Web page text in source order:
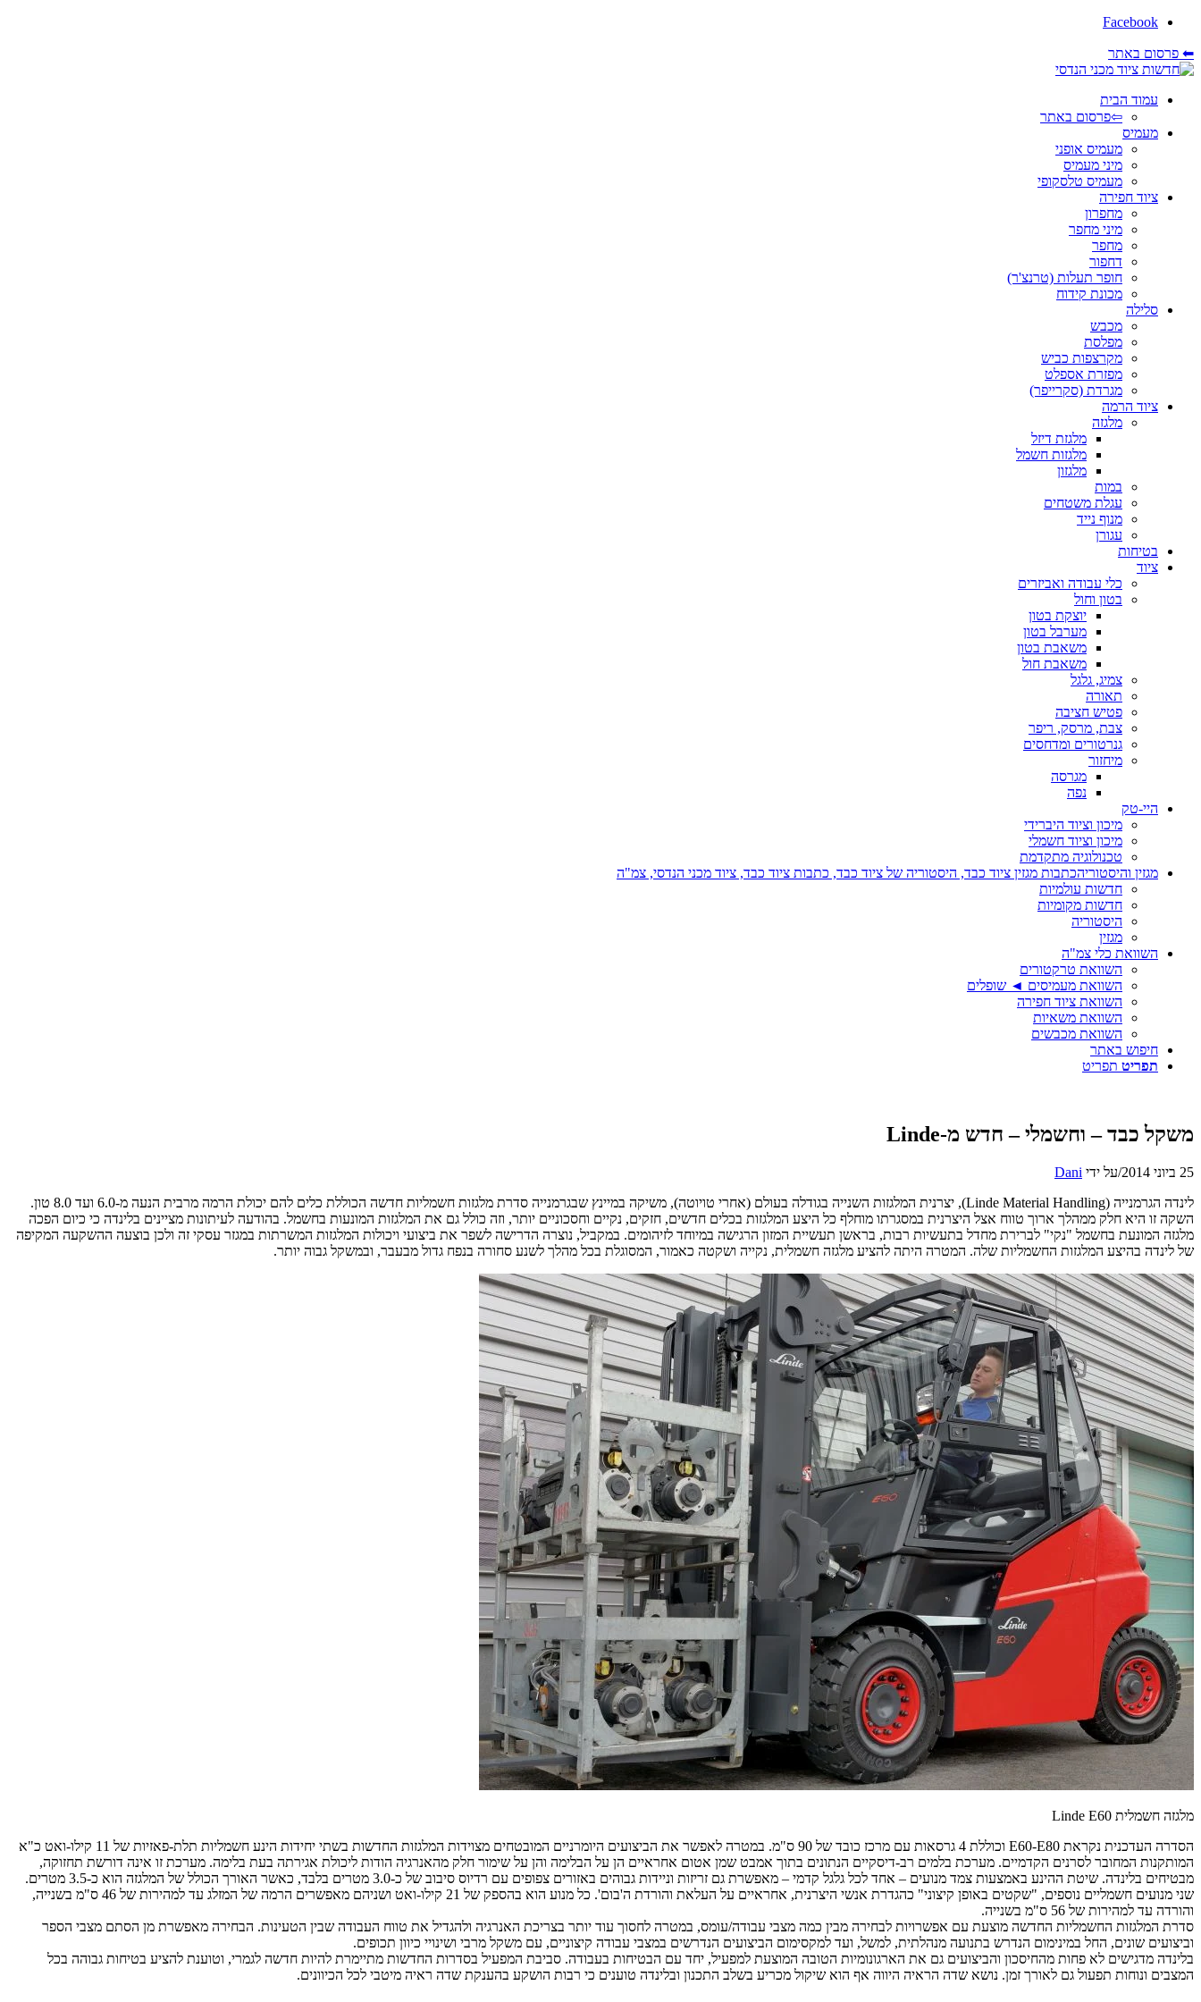
Facebook
⬅ פרסום באתר
עמוד הבית
⇦פרסום באתר
מעמיס
מעמיס אופני
מיני מעמיס
מעמיס טלסקופי
ציוד חפירה
מחפרון
מיני מחפר
מחפר
דחפור
חופר תעלות (טרנצ'ר)
מכונת קידוח
סלילה
מכבש
מפלסת
מקרצפות כביש
מפזרת אספלט
מגרדת (סקרייפר)
ציוד הרמה
מלגזה
מלגזת דיזל
מלגזות חשמל
מלגזון
במות
עגלת משטחים
מנוף נייד
עגורן
בטיחות
ציוד
כלי עבודה ואביזרים
בטון וחול
יוצקת בטון
מערבל בטון
משאבת בטון
משאבת חול
צמיג, גלגל
תאורה
פטיש חציבה
צבת, מרסק, ריפר
גנרטורים ומדחסים
מיחזור
מגרסה
נפה
היי-טק
מיכון וציוד היברידי
מיכון וציוד חשמלי
טכנולוגיה מתקדמת
מגזין והיסטוריהכתבות מגזין ציוד כבד, היסטוריה של ציוד כבד, כתבות ציוד כבד, ציוד מכני הנדסי, צמ"ה
חדשות עולמיות
חדשות מקומיות
היסטוריה
מגזין
השוואת כלי צמ"ה
השוואת טרקטורים
השוואת מעמיסים ◄ שופלים
השוואת ציוד חפירה
השוואת משאיות
השוואת מכבשים
חיפוש באתר
תפריט תפריט
משקל כבד – וחשמלי – חדש מ-Linde
25 ביוני 2014 /על ידי Dani
לינדה הגרמנייה (Linde Material Handling), יצרנית המלגזות השנייה בגודלה בעולם (אחרי טויוטה), משיקה במיינץ שבגרמנייה סדרת מלגזות חשמליות חדשה הכוללת כלים להם יכולת הרמה מרבית הנעה מ-6.0 ועד 8.0 טון.
השקה זו היא חלק ממהלך ארוך טווח אצל היצרנית במסגרתו מוחלף כל היצע המלגזות בכלים חדשים, חזקים, נקיים וחסכוניים יותר, וזה כולל גם את המלגזות המונעות בחשמל. בהודעה לעיתונות מציינים בלינדה כי כיום הפכה
מלגזה המונעת בחשמל "נקי" לברירת מחדל בתעשיות רבות, בראשן תעשיית המזון הרגישה במיוחד לזיהומים. במקביל, נוצרה הדרישה לשפר את ביצועי ויכולות המלגזות המשרתות במגזר עסקי זה ולכן בוצעה ההשקעה המקיפה
של לינדה בהיצע המלגזות החשמליות שלה. המטרה היתה להציע מלגזה חשמלית, נקייה ושקטה כאמור, המסוגלת בכל מהלך לשנע סחורה בנפח גדול מבעבר, ובמשקל גבוה יותר.
מלגזה חשמלית Linde E60
הסדרה העדכנית נקראת E60-E80 וכוללת 4 גרסאות עם מרכז כובד של 90 ס"מ. במטרה לאפשר את הביצועים היומרניים המובטחים מצוידות המלגזות החדשות בשתי יחידות הינע חשמליות תלת-פאזיות של 11 קילו-ואט כ"א
המותקנות המחובר לסרנים הקדמיים. מערכת בלמים רב-דיסקיים הנתונים בתוך אמבט שמן אטום אחראיים הן על הבלימה והן על שימור חלק מהאנרגיה הודות ליכולת אגירתה בעת בלימה. מערכת זו אינה דורשת תחזוקה,
מבטיחים בלינדה. שיטת ההינע באמצעות צמד מנועים – אחד לכל גלגל קדמי – מאפשרת גם זריזות וניידות גבוהים באזורים צפופים עם רדיוס סיבוב של כ-3.0 מטרים בלבד, כאשר האורך הכולל של המלגזה הוא כ-3.5 מטרים.
שני מנועים חשמליים נוספים, "שקטים באופן קיצוני" כהגדרת אנשי היצרנית, אחראיים על העלאת והורדת ה'בום'. כל מנוע הוא בהספק של 21 קילו-ואט ושניהם מאפשרים הרמה של המזלג עד למהירות של 46 ס"מ בשנייה,
והורדה עד למהירות של 56 ס"מ בשנייה.
סדרת המלגזות החשמליות החדשה מוצעת עם אפשרויות לבחירה מבין כמה מצבי עבודה/עומס, במטרה לחסוך עוד יותר בצריכת האנרגיה ולהגדיל את טווח העבודה שבין הטעינות. הבחירה מאפשרת מן הסתם מצבי הספר
וביצועים שונים, החל במינימום הנדרש בתנועה מנהלתית, למשל, ועד למקסימום הביצועים הנדרשים במצבי עבודה קיצוניים, עם משקל מרבי ושינויי כיוון תכופים.
בלינדה מדגישים לא פחות מהחיסכון והביצועים גם את הארגונומיות הטובה המוצעת למפעיל, יחד עם הבטיחות בעבודה. סביבת המפעיל בסדרות החדשות מתיימרת להיות חדשה לגמרי, וטוענת להציע בטיחות גבוהה בכל
המצבים ונוחות תפעול גם לאורך זמן. נושא שדה הראיה היווה אף הוא שיקול מכריע בשלב התכנון ובלינדה טוענים כי רבות הושקע בהענקת שדה ראיה מיטבי לכל הכיוונים.